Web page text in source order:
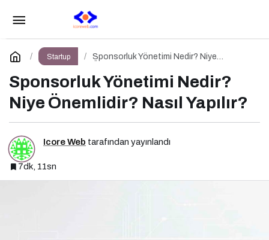
Startup
Sponsorluk Yönetimi Nedir? Niye
Sponsorluk Yönetimi Nedir?
Niye Önemlidir? Nasıl Yapılır?
Icore Web tarafından yayınlandı
7dk, 11sn
Kampanya Tasarımı Nedir? Niye Önemlidir?
Kampanya Tasarımı Nasıl Yapılır?
Yorum Yap